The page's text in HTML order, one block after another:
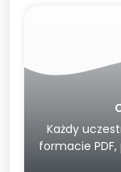
Każdy
formacie